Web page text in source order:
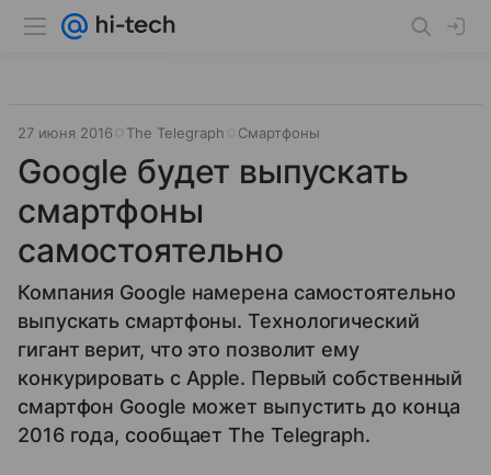
27 июня 2016 The Telegraph Смартфоны
Google будет выпускать
смартфоны
самостоятельно
Компания Google намерена самостоятельно
выпускать смартфоны. Технологический
гигант верит, что это позволит ему
конкурировать с Apple. Первый собственный
смартфон Google может выпустить до конца
2016 года, сообщает The Telegraph.